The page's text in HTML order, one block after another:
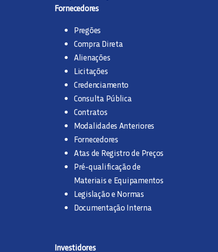
Fornecedores
Pregões
Compra Direta
Alienações
Licitações
Credenciamento
Consulta Pública
Contratos
Modalidades Anteriores
Fornecedores
Atas de Registro de Preços
Pré-qualificação de
Materiais e Equipamentos
Legislação e Normas
Documentação Interna
Investidores